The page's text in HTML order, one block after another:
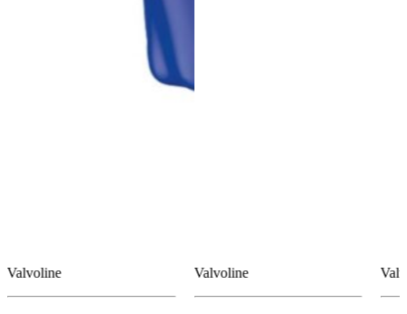
Valvoline Valvoline